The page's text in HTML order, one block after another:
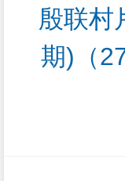
殷联村
期)（